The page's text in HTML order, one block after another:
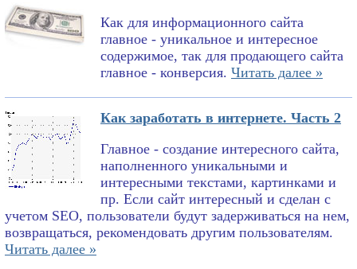
Как для информационного сайта
главное - уникальное и интересное
содержимое, так для продающего сайта
главное - конверсия. Читать далее »
Как заработать в интернете. Часть 2
Главное - создание интересного сайта,
наполненного уникальными и
интересными текстами, картинками и
пр. Если сайт интересный и сделан с
учетом SEO, пользователи будут задерживаться на нем,
возвращаться, рекомендовать другим пользователям.
Читать далее »